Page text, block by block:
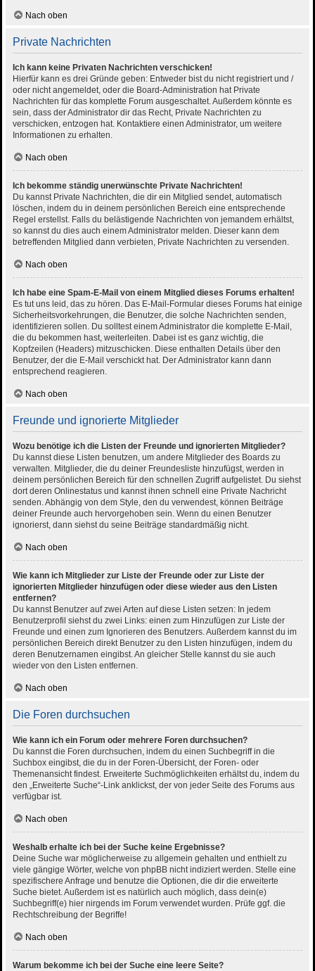
Nach oben
Private Nachrichten
Ich kann keine Privaten Nachrichten verschicken!
Hierfür kann es drei Gründe geben: Entweder bist du nicht registriert und /
oder nicht angemeldet, oder die Board-Administration hat Private
Nachrichten für das komplette Forum ausgeschaltet. Außerdem könnte es
sein, dass der Administrator dir das Recht, Private Nachrichten zu
verschicken, entzogen hat. Kontaktiere einen Administrator, um weitere
Informationen zu erhalten.
Nach oben
Ich bekomme ständig unerwünschte Private Nachrichten!
Du kannst Private Nachrichten, die dir ein Mitglied sendet, automatisch
löschen, indem du in deinem persönlichen Bereich eine entsprechende
Regel erstellst. Falls du belästigende Nachrichten von jemandem erhältst,
so kannst du dies auch einem Administrator melden. Dieser kann dem
betreffenden Mitglied dann verbieten, Private Nachrichten zu versenden.
Nach oben
Ich habe eine Spam-E-Mail von einem Mitglied dieses Forums erhalten!
Es tut uns leid, das zu hören. Das E-Mail-Formular dieses Forums hat einige
Sicherheitsvorkehrungen, die Benutzer, die solche Nachrichten senden,
identifizieren sollen. Du solltest einem Administrator die komplette E-Mail,
die du bekommen hast, weiterleiten. Dabei ist es ganz wichtig, die
Kopfzeilen (Headers) mitzuschicken. Diese enthalten Details über den
Benutzer, der die E-Mail verschickt hat. Der Administrator kann dann
entsprechend reagieren.
Nach oben
Freunde und ignorierte Mitglieder
Wozu benötige ich die Listen der Freunde und ignorierten Mitglieder?
Du kannst diese Listen benutzen, um andere Mitglieder des Boards zu
verwalten. Mitglieder, die du deiner Freundesliste hinzufügst, werden in
deinem persönlichen Bereich für den schnellen Zugriff aufgelistet. Du siehst
dort deren Onlinestatus und kannst ihnen schnell eine Private Nachricht
senden. Abhängig von dem Style, den du verwendest, können Beiträge
deiner Freunde auch hervorgehoben sein. Wenn du einen Benutzer
ignorierst, dann siehst du seine Beiträge standardmäßig nicht.
Nach oben
Wie kann ich Mitglieder zur Liste der Freunde oder zur Liste der
ignorierten Mitglieder hinzufügen oder diese wieder aus den Listen
entfernen?
Du kannst Benutzer auf zwei Arten auf diese Listen setzen: In jedem
Benutzerprofil siehst du zwei Links: einen zum Hinzufügen zur Liste der
Freunde und einen zum Ignorieren des Benutzers. Außerdem kannst du im
persönlichen Bereich direkt Benutzer zu den Listen hinzufügen, indem du
deren Benutzernamen eingibst. An gleicher Stelle kannst du sie auch
wieder von den Listen entfernen.
Nach oben
Die Foren durchsuchen
Wie kann ich ein Forum oder mehrere Foren durchsuchen?
Du kannst die Foren durchsuchen, indem du einen Suchbegriff in die
Suchbox eingibst, die du in der Foren-Übersicht, der Foren- oder
Themenansicht findest. Erweiterte Suchmöglichkeiten erhältst du, indem du
den „Erweiterte Suche“-Link anklickst, der von jeder Seite des Forums aus
verfügbar ist.
Nach oben
Weshalb erhalte ich bei der Suche keine Ergebnisse?
Deine Suche war möglicherweise zu allgemein gehalten und enthielt zu
viele gängige Wörter, welche von phpBB nicht indiziert werden. Stelle eine
spezifischere Anfrage und benutze die Optionen, die dir die erweiterte
Suche bietet. Außerdem ist es natürlich auch möglich, dass dein(e)
Suchbegriff(e) hier nirgends im Forum verwendet wurden. Prüfe ggf. die
Rechtschreibung der Begriffe!
Nach oben
Warum bekomme ich bei der Suche eine leere Seite?